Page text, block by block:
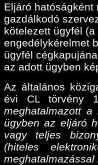
Eljáró
gazdálkodó
kötelezett ügyfél
engedélykérelmet
ügyfél
az adott ügyben
Az általános
évi CL törvény
meghatalmazott
ügyben az eljáró
vagy teljes
(hiteles
meghatalmazással